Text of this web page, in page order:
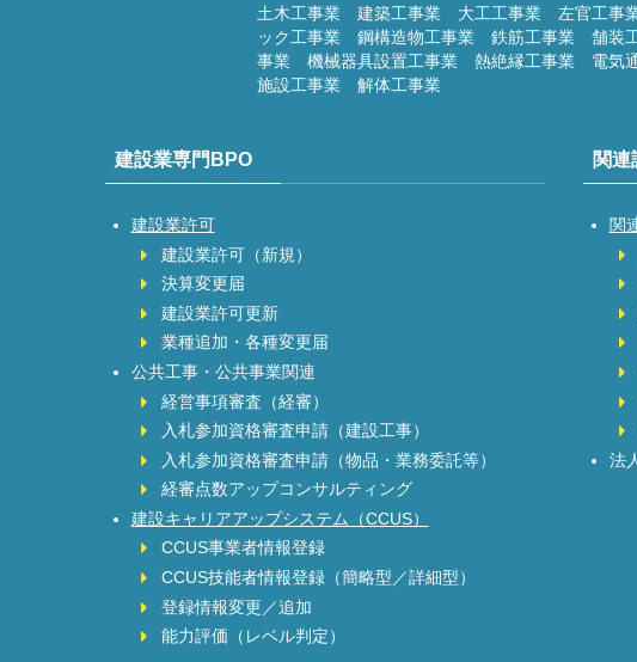
土木工事業 建築工事業 大工工事業 左官工
ック工事業 鋼構造物工事業 鉄筋工事業 舗
事業 機械器具設置工事業 熱絶縁工事業 電
施設工事業 解体工事業
建設業専門BPO
建設業許可
建設業許可（新規）
決算変更届
建設業許可更新
業種追加・各種変更届
公共工事・公共事業関連
経営事項審査（経審）
入札参加資格審査申請（建設工事）
入札参加資格審査申請（物品・業務委託等）
経審点数アップコンサルティング
建設キャリアアップシステム（CCUS）
CCUS事業者情報登録
CCUS技能者情報登録（簡略型／詳細型）
登録情報変更／追加
能力評価（レベル判定）
関連
関
法